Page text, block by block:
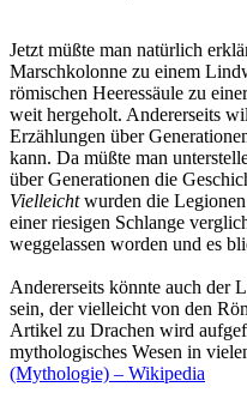
Jetzt müßte man natürlich
Marschkolonne zu einem
römischen Heeressäule zu
weit hergeholt. Andererseits
Erzählungen über
kann. Da müßte man
über Generationen die
Vielleichtwurden die
einer riesigen Schlange
weggelassen worden und es
Andererseits könnte auch der
sein, der vielleicht von den
Artikel zu Drachen wird
mythologisches Wesen in
(Mythologie) – Wikipedia